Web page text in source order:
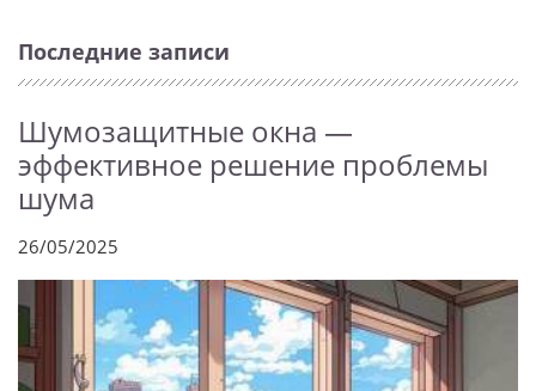
Последние записи
Шумозащитные окна —
эффективное решение проблемы
шума
26/05/2025